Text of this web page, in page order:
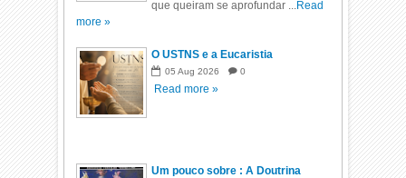
que queiram se aprofundar ...Read
more »
O USTNS e a Eucaristia
05 Aug 2026 0
Read more »
Um pouco sobre : A Doutrina